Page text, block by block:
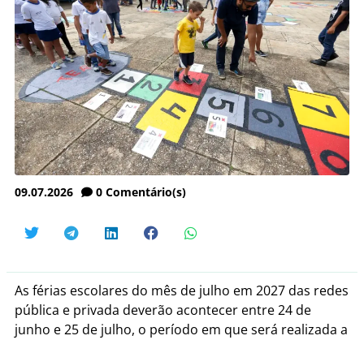
09.07.2026 0 Comentário(s)
As férias escolares do mês de julho em 2027 das redes
pública e privada deverão acontecer entre 24 de
junho e 25 de julho, o período em que será realizada a